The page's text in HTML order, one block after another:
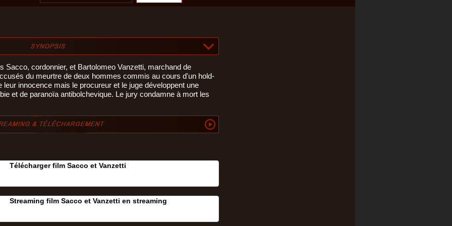
Sacco, cordonnier, et Bartolomeo Vanzetti, marchand de
du meurtre de deux hommes commis au cours d'un hold-
innocence mais le procureur et le juge développent une
et de paranoïa antibolchevique. Le jury condamne à mort les
Télécharger film Sacco et Vanzetti
Streaming film Sacco et Vanzetti en streaming